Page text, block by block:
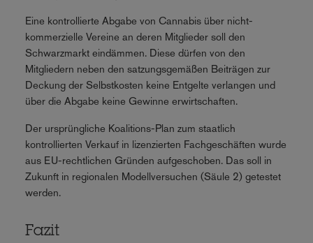
Eine kontrollierte Abgabe von Cannabis über nicht-
kommerzielle Vereine an deren Mitglieder soll den
Schwarzmarkt eindämmen. Diese dürfen von den
Mitgliedern neben den satzungsgemäßen Beiträgen zur
Deckung der Selbstkosten keine Entgelte verlangen und
über die Abgabe keine Gewinne erwirtschaften.
Der ursprüngliche Koalitions-Plan zum staatlich
kontrollierten Verkauf in lizenzierten Fachgeschäften wurde
aus EU-rechtlichen Gründen aufgeschoben. Das soll in
Zukunft in regionalen Modellversuchen (Säule 2) getestet
werden.
Fazit